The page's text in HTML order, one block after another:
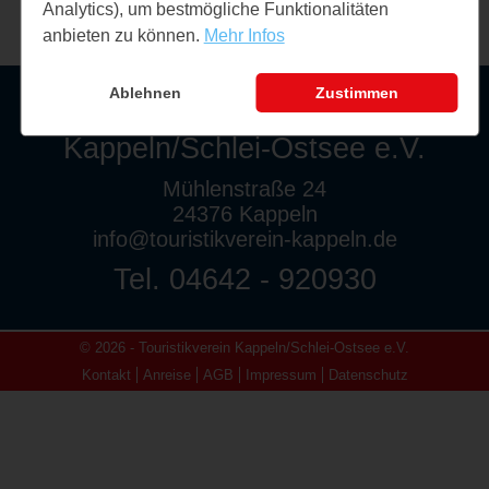
Touristikverein
Kappeln/Schlei-Ostsee e.V.
Mühlenstraße 24
24376 Kappeln
info@touristikverein-kappeln.de
Tel. 04642 - 920930
© 2026 - Touristikverein Kappeln/Schlei-Ostsee e.V.
Kontakt
Anreise AGB Impressum Datenschutz
Analytics), um bestmögliche Funktionalitäten
anbieten zu können. Mehr Infos
Ablehnen Zustimmen